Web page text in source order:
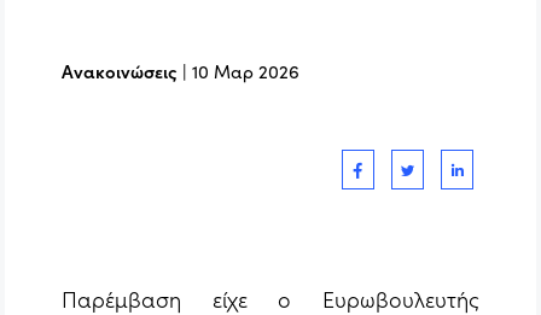
Ανακοινώσεις |10 Μαρ 2026
Παρέμβαση είχε ο Ευρωβουλευτής